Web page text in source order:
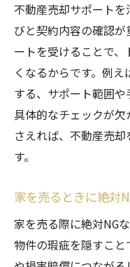
不動産売却サポート
びと契約内容の確認
ートを受けることで
くなるからです。例
する、サポート範囲や
具体的なチェックが
さえれば、不動産売
す。
家を売るときに絶対
家を売る際に絶対NG
物件の瑕疵を隠すこ